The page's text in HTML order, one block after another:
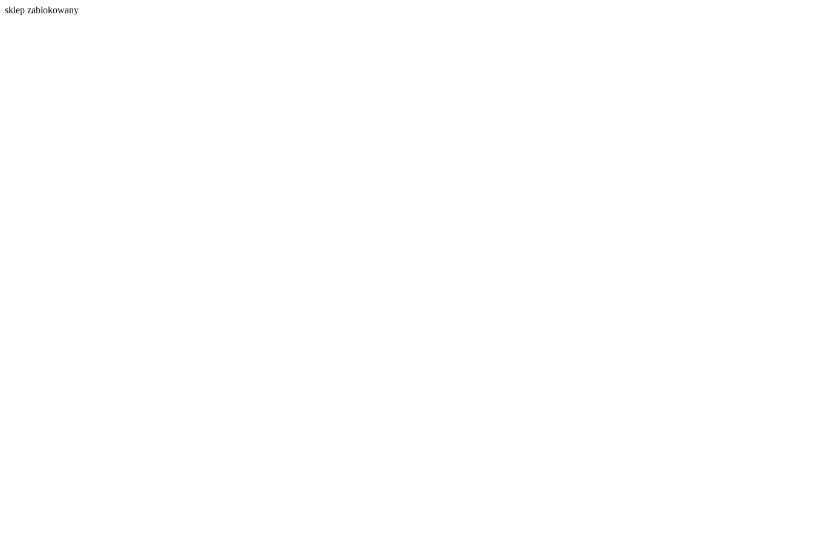
sklep zablokowany